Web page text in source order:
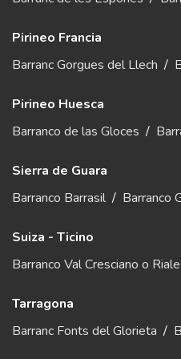
Pirineo Francia
Barranc Gorgues del Llech /
Pirineo Huesca
Barranco de las Gloces /
Sierra de Guara
Barranco Barrasil / Barranco
Suiza - Ticino
Barranco Val Cresciano o
Tarragona
Barranc Fonts del Glorieta /